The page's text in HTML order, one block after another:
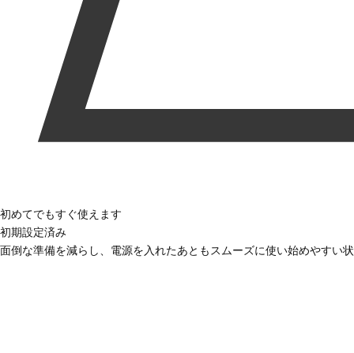
初めてでもすぐ使えます
初期設定済み
面倒な準備を減らし、電源を入れたあともスムーズに使い始めやすい